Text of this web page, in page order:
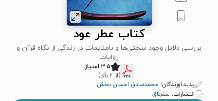
کتاب عطر عود
بررسی دلایل وجود سختی‌ها و ناملایمات در زندگی از نگاه قرآن و
روایات
۳.۵ امتیاز
(از ۲ رأی)
پدیدآورندگان: محمدصادق احسان بخش
انتشارات: سنجاق